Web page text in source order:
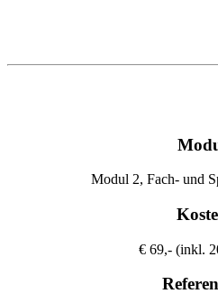
Modul 2, Fach- und
€ 69,- (inkl.